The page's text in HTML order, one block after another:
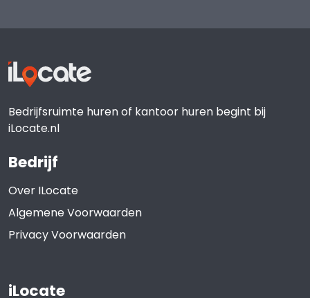
Bedrijfsruimte huren of kantoor huren begint bij
iLocate.nl
Bedrijf
Over ILocate
Algemene Voorwaarden
Privacy Voorwaarden
iLocate